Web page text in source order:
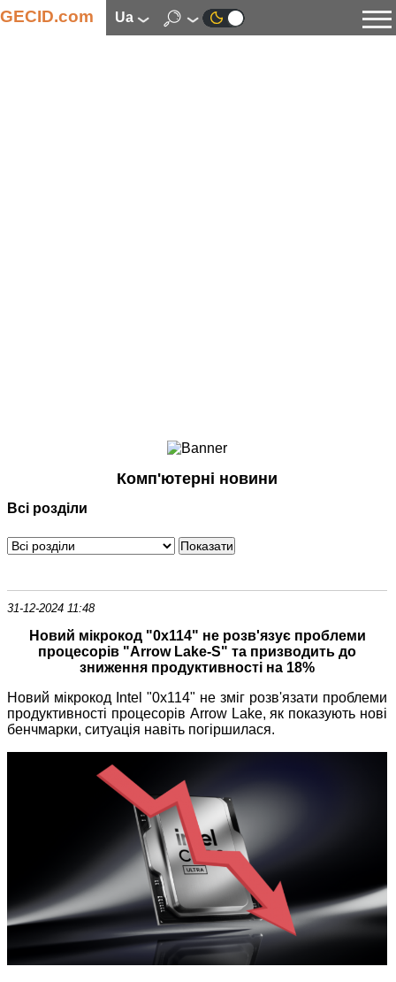
GECID.com ua
Смартфони
Периферія
Програмне забезпечення
Комп'ютерні новини
Всі розділи
31-12-2024 11:48
Новий мікрокод "0x114" не розв'язує проблеми
процесорів "Arrow Lake-S" та призводить до
зниження продуктивності на 18%
Новий мікрокод Intel "0x114" не зміг розв'язати проблеми
продуктивності процесорів Arrow Lake, як показують нові
бенчмарки, ситуація навіть погіршилася.